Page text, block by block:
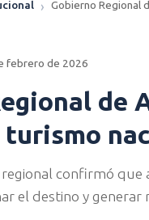
Gobierno Regional
febrero de 2026
de
turismo
confirmó que
el destino y generar